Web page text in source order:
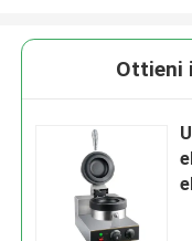
Ottieni